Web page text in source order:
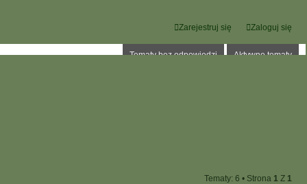
Zaloguj się
Zarejestruj się
Tematy bez odpowiedzi Aktywne tematy
Tematy: 6 • Strona 1 Z 1